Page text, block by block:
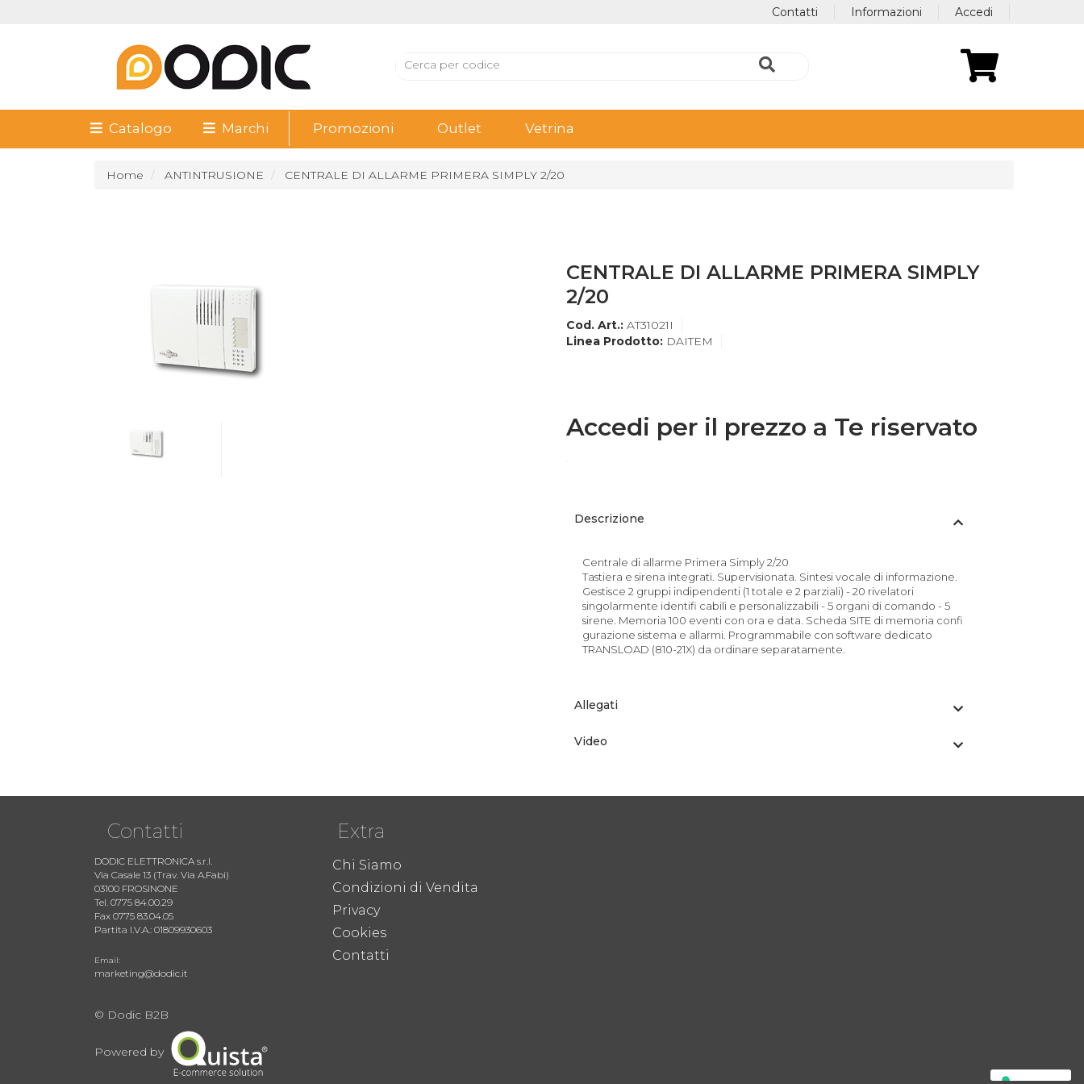
Accedi
Informazioni
Contatti
Catalogo Marchi Promozioni Outlet Vetrina
Home ANTINTRUSIONE CENTRALE DI ALLARME PRIMERA SIMPLY 2/20
CENTRALE DI ALLARME PRIMERA SIMPLY
2/20
Cod. Art.: AT31021I
Linea Prodotto: DAITEM
Accedi per il prezzo a Te riservato
Descrizione
Centrale di allarme Primera Simply 2/20
Tastiera e sirena integrati. Supervisionata. Sintesi vocale di informazione.
Gestisce 2 gruppi indipendenti (1 totale e 2 parziali) - 20 rivelatori
singolarmente identifi cabili e personalizzabili - 5 organi di comando - 5
sirene. Memoria 100 eventi con ora e data. Scheda SITE di memoria confi
gurazione sistema e allarmi. Programmabile con software dedicato
TRANSLOAD (810-21X) da ordinare separatamente.
Allegati
Video
Contatti
DODIC ELETTRONICA s.r.l.
Via Casale 13 (Trav. Via A.Fabi)
03100 FROSINONE
Tel. 0775 84.00.29
Fax 0775 83.04.05
Partita I.V.A.: 01809930603
Email:
marketing@dodic.it
Extra
Chi Siamo
Condizioni di Vendita
Privacy
Cookies
Contatti
© Dodic B2B
Powered by